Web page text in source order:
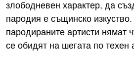
злободневен характер, да
пародия е същинско
пародираните артисти нямат
се обидят на шегата по